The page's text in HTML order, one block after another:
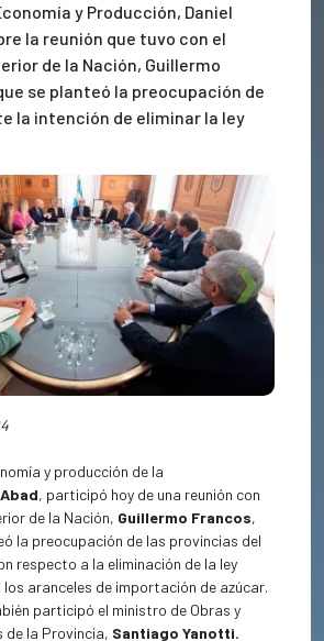
y Producción, Daniel
la reunión que tuvo con el
de la Nación, Guillermo
se planteó la preocupación de
la intención de eliminar la ley
Next
y producción de la
, participó hoy de una reunión con
de la Nación, Guillermo Francos,
la preocupación de las provincias del
respecto a la eliminación de la ley
los aranceles de importación de azúcar.
participó el ministro de Obras y
de la Provincia, Santiago Yanotti.